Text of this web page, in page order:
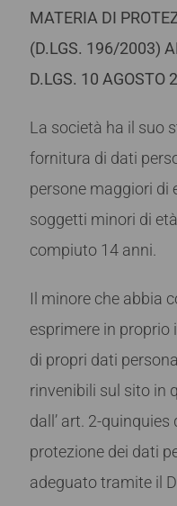
MATERIA DI
(D.LGS. 196/2003)
D.LGS. 10 AGOSTO
La società ha il suo
fornitura di dati
persone maggiori di
soggetti minori di
compiuto 14 anni.
Il minore che abbia
esprimere in
di propri dati
rinvenibili sul sito in
dall’ art. 2-
protezione dei dati
adeguato tramite il